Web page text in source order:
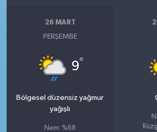
26 MART
PERŞEMBE
9°
Bölgesel düzensiz yağmur
yağışlı
Nem: %68